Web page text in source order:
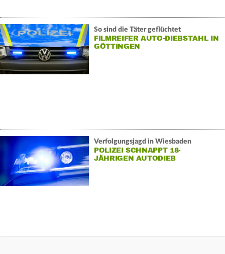
So sind die Täter geflüchtet
FILMREIFER AUTO-DIEBSTAHL IN
GÖTTINGEN
Verfolgungsjagd in Wiesbaden
POLIZEI SCHNAPPT 18-
JÄHRIGEN AUTODIEB